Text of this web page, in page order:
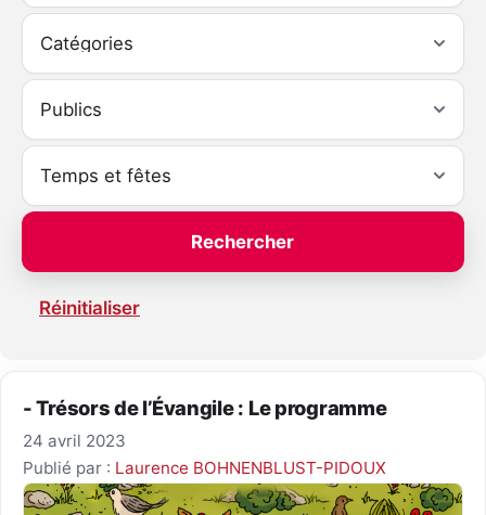
Réinitialiser
- Trésors de l’Évangile : Le programme
24 avril 2023
Publié par : Laurence BOHNENBLUST-PIDOUX